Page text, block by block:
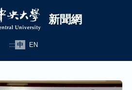
聞網
新聞網
::: 中 EN